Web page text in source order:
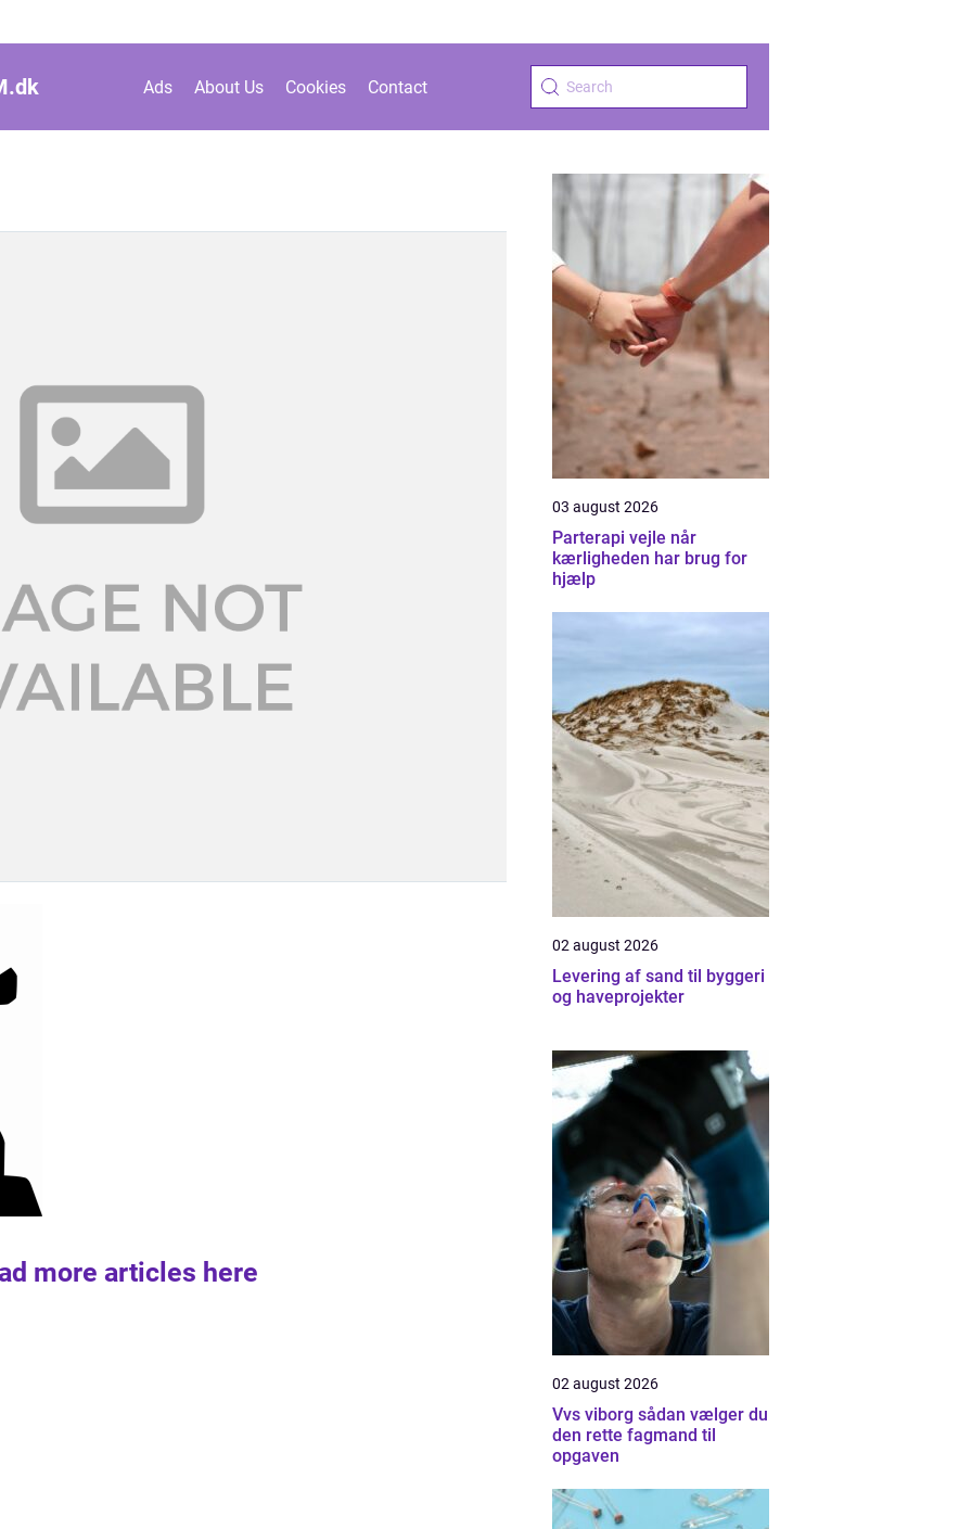
dk Ads About Us Cookies Contact
more articles here
03 august 2026
Parterapi vejle når
kærligheden har brug for
hjælp
02 august 2026
Levering af sand til byggeri
og haveprojekter
02 august 2026
Vvs viborg sådan vælger du
den rette fagmand til
opgaven